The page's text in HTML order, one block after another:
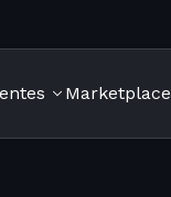
Marketplace